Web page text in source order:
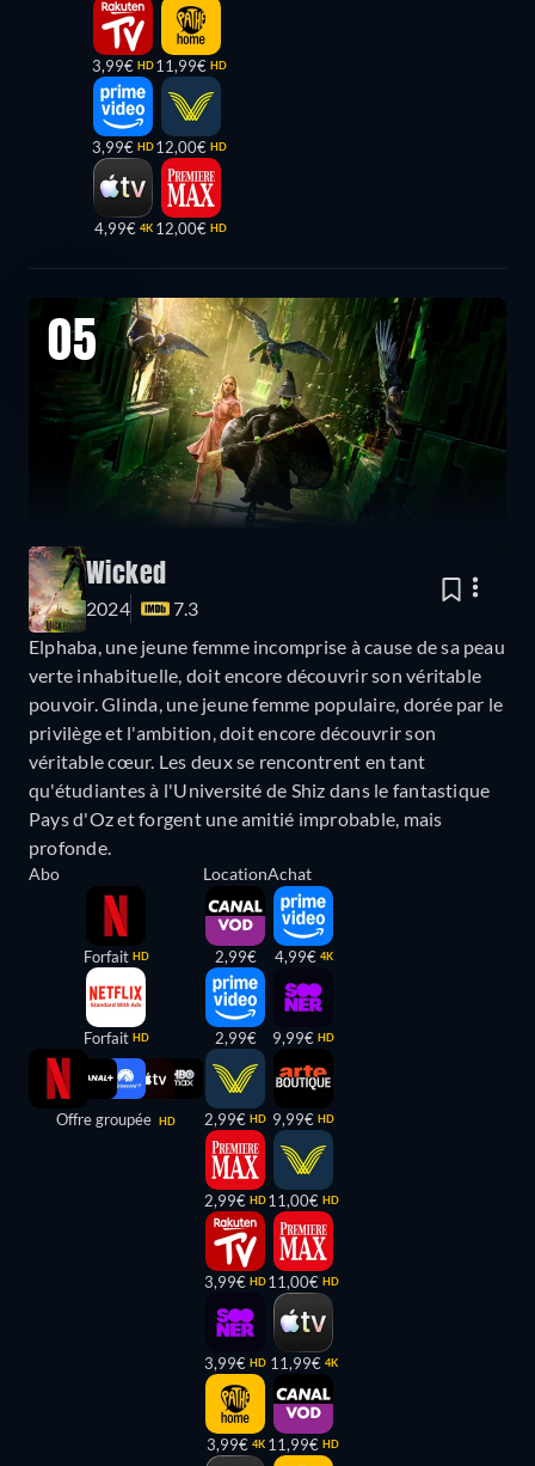
3,99€ HD
3,99€ HD
4,99€ 4K
11,99€ HD
12,00€ HD
12,00€ HD
05
Wicked
2024
7.3
Elphaba, une jeune femme incomprise à cause de sa peau
verte inhabituelle, doit encore découvrir son véritable
pouvoir. Glinda, une jeune femme populaire, dorée par le
privilège et l'ambition, doit encore découvrir son
véritable cœur. Les deux se rencontrent en tant
qu'étudiantes à l'Université de Shiz dans le fantastique
Pays d'Oz et forgent une amitié improbable, mais
profonde.
Abo
Forfait HD
Forfait HD
Offre groupée HD
Location
2,99€
2,99€
2,99€ HD
2,99€ HD
3,99€ HD
3,99€ HD
3,99€ 4K
Achat
4,99€ 4K
9,99€ HD
9,99€ HD
11,00€ HD
11,00€ HD
11,99€ 4K
11,99€ HD